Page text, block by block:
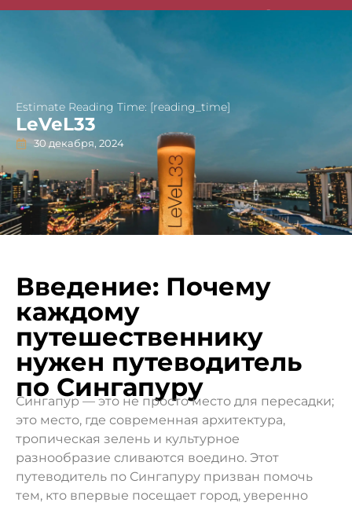
Singapore Guides
Estimate Reading Time: [reading_time]
LeVeL33
30 декабря, 2024
Введение: Почему
каждому
путешественнику
нужен путеводитель
по Сингапуру
Сингапур — это не просто место для пересадки;
это место, где современная архитектура,
тропическая зелень и культурное
разнообразие сливаются воедино. Этот
путеводитель по Сингапуру призван помочь
тем, кто впервые посещает город, уверенно